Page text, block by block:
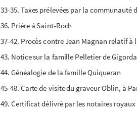
33-35. Taxes prélevées par la communauté
36. Prière à Saint-Roch
37-42. Procès contre Jean Magnan relatif
43. Notice sur la famille Pelletier de
44. Généalogie de la famille Quiqueran
45-48. Carte de visite du graveur Oblin, à
49. Certificat délivré par les notaires